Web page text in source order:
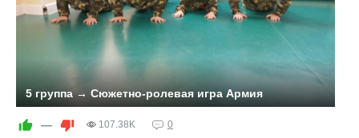
интересом ко всему окружающему, он улыбается, готов
играть, бегать, веселиться. Пусть ваш ребенок
занимается физкультурой не только в детском саду, но
и дома вместе с вами.
5 группа → Сюжетно-ролевая игра Армия
— 107.38K 0